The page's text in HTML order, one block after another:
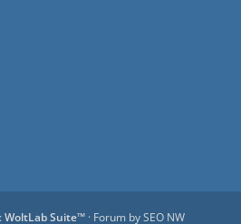
WoltLab Suite™· Forum bySEO NW